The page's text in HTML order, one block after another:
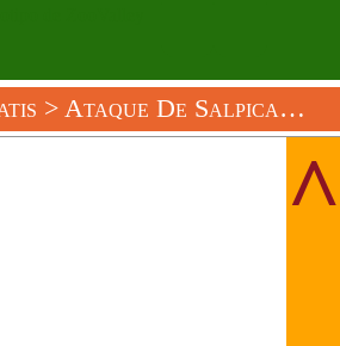
> Ataque De Salpicaduras